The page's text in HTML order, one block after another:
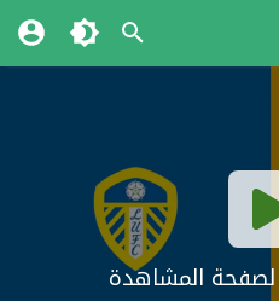
لصفحة المشاهدة